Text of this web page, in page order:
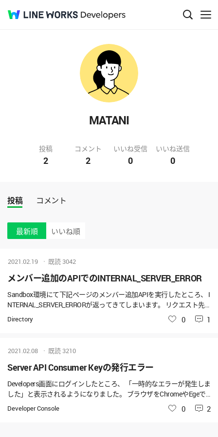
MATANI
投稿
2
コメント
2
いいね受信
0
いいね送信
0
投稿 コメント
最新順 いいね順
メンバー追加のAPIでのINTERNAL_SERVER_ERROR
Sandbox環境にて下記ページのメンバー追加APIを実行したところ、 I
NTERNAL_SERVER_ERRORが返ってきてしまいます。 リクエスト先
のURLやheader情報、Body等に不備がないか 確認しながら何度か実
行しているのですが、結果が変わらない状況です。 弊社側で確認出
ただけますでしょうか。ご回答をお願いいたいします。 Status：500
INTERNAL_SERVER_ERROR { "code": "INTERNAL_SERVER_ERROR", "do
main": "common", "message": "Unknown error, \n### Error querying dat
w prepareStatement from pool failed\n### T
Directory
2021.02.19 既読 3042
いいね
0 1
Server API Consumer Keyの発行エラー
Developers画面にログインしたところ、 「一時的なエラーが発生しま
した」と表示されるようになりました。 ブラウザをChromeやEgeで
試したり、 ログイン・ログアウトを繰り返しても、状況が変わりま
せん。 Server API Consumer Keyの発行を行いたいのですが、 上記と
Developer Console
2021.02.08 既読 3210
いいね
0 2